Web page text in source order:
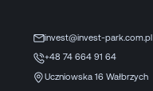
invest@invest-park.com.pl
+48 74 664 91 64
Uczniowska 16 Wałbrzych